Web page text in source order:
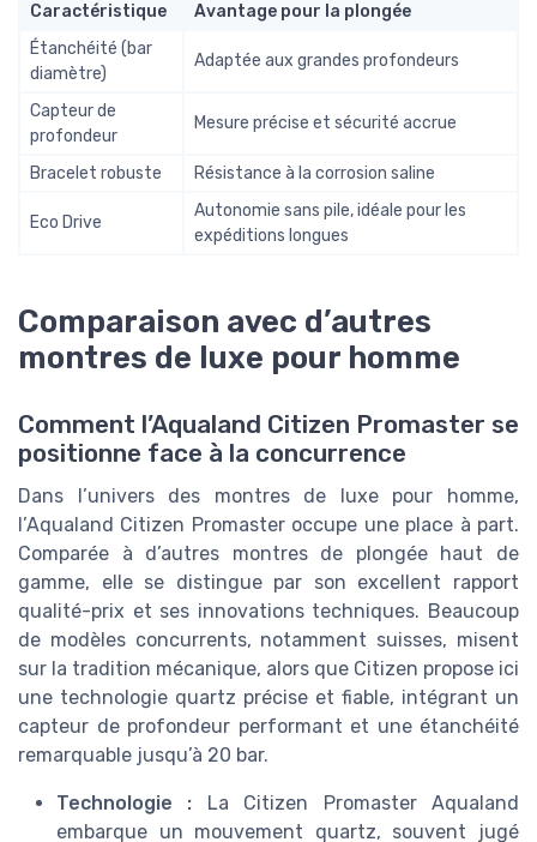
Caractéristique
Avantage pour la plongée
Étanchéité (bar
diamètre)
Adaptée aux grandes profondeurs
Capteur de
profondeur
Mesure précise et sécurité accrue
Bracelet robuste Résistance à la corrosion saline
Eco Drive
Autonomie sans pile, idéale pour les
expéditions longues
Comparaison avec d’autres
montres de luxe pour homme
Comment l’Aqualand Citizen Promaster se
positionne face à la concurrence
Dans l’univers des montres de luxe pour homme,
l’Aqualand Citizen Promaster occupe une place à part.
Comparée à d’autres montres de plongée haut de
gamme, elle se distingue par son excellent rapport
qualité-prix et ses innovations techniques. Beaucoup
de modèles concurrents, notamment suisses, misent
sur la tradition mécanique, alors que Citizen propose ici
une technologie quartz précise et fiable, intégrant un
capteur de profondeur performant et une étanchéité
remarquable jusqu’à 20 bar.
Technologie : La Citizen Promaster Aqualand
embarque un mouvement quartz, souvent jugé